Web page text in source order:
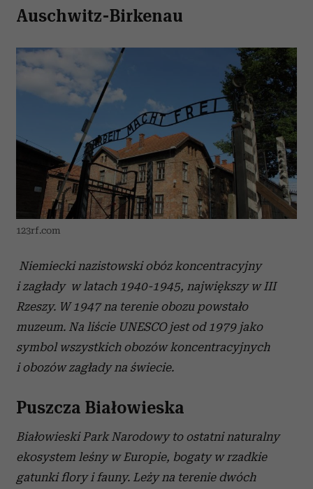
Auschwitz-Birkenau
123rf.com
Niemiecki nazistowski obóz koncentracyjny
i zagłady w latach 1940-1945, największy w III
Rzeszy. W 1947 na terenie obozu powstało
muzeum. Na liście UNESCO jest od 1979 jako
symbol wszystkich obozów koncentracyjnych
i obozów zagłady na świecie.
Puszcza Białowieska
Białowieski Park Narodowy to ostatni naturalny
ekosystem leśny w Europie, bogaty w rzadkie
gatunki flory i fauny. Leży na terenie dwóch